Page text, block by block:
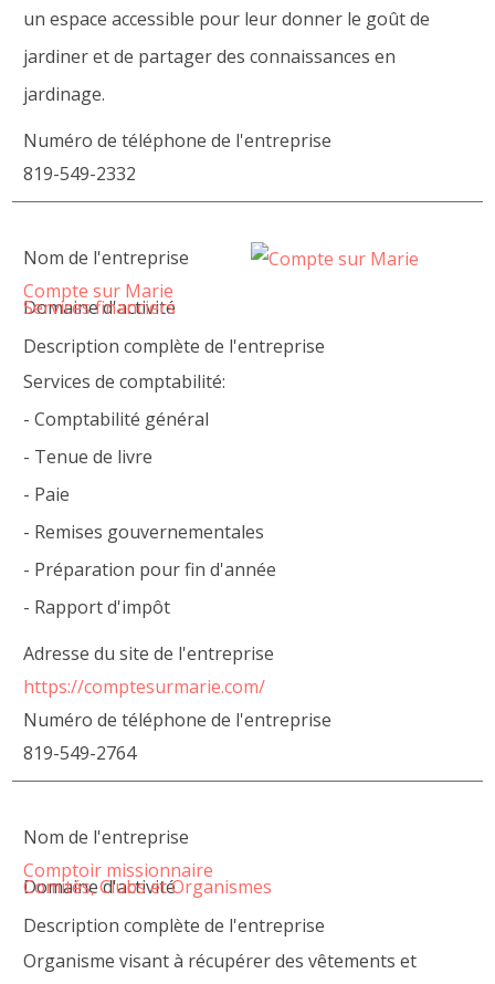
un espace accessible pour leur donner le goût de
jardiner et de partager des connaissances en
jardinage.
Numéro de téléphone de l'entreprise
819-549-2332
Nom de l'entreprise
Compte sur Marie
Domaine d'activité
Services financiers
Description complète de l'entreprise
Services de comptabilité:
- Comptabilité général
- Tenue de livre
- Paie
- Remises gouvernementales
- Préparation pour fin d'année
- Rapport d'impôt
Adresse du site de l'entreprise
https://comptesurmarie.com/
Numéro de téléphone de l'entreprise
819-549-2764
Nom de l'entreprise
Comptoir missionnaire
Domaine d'activité
Comités, Clubs et Organismes
Description complète de l'entreprise
Organisme visant à récupérer des vêtements et